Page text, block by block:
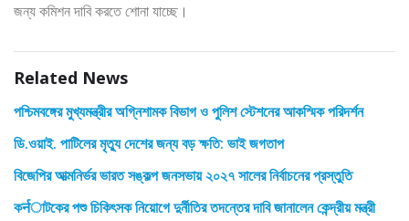
জন্য কমিশন দাবি করতে শোনা যাচ্ছে।
Related News
পশ্চিমবঙ্গের মুখ্যমন্ত্রীর অগ্নিশামক বিভাগ ও পুলিশ স্টেশনের আকস্মিক পরিদর্শন
ডি.ওয়াই. পাটিলের মৃত্যু দেশের জন্য বড় ক্ষতি: ভাই জগতাপ
বিজেপির আত্মনির্ভর ভারত সঙ্কল্প জনসভায় ২০২৭ সালের নির্বাচনের প্রস্তুতি
কर्नাটকের পশু চিকিৎসক নিয়োগে দুর্নীতির তদন্তের দাবি জানালেন কেন্দ্রীয় মন্ত্রী